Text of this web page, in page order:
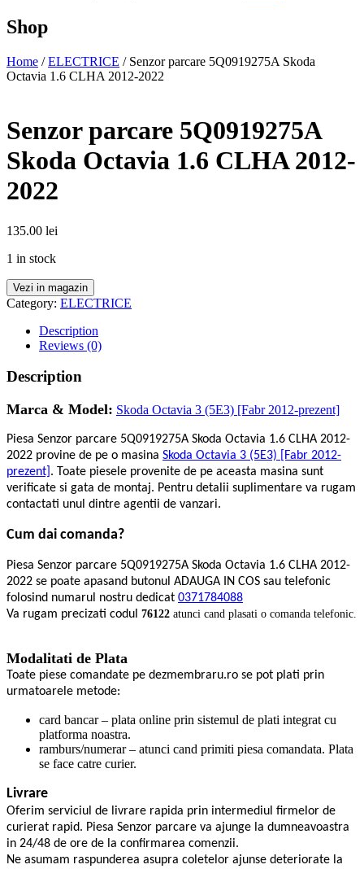
Shop
Home /ELECTRICE / Senzor parcare 5Q0919275A Skoda
Octavia 1.6 CLHA 2012-2022
Senzor parcare 5Q0919275A
Skoda Octavia 1.6 CLHA 2012-
2022
135.00 lei
1 in stock
Vezi in magazin
Category: ELECTRICE
Description
Reviews (0)
Description
Marca & Model: Skoda Octavia 3 (5E3) [Fabr 2012-prezent]
Piesa Senzor parcare 5Q0919275A Skoda Octavia 1.6 CLHA 2012-
2022 provine de pe o masina Skoda Octavia 3 (5E3) [Fabr 2012-
prezent] . Toate piesele provenite de pe aceasta masina sunt
verificate si gata de montaj. Pentru detalii suplimentare va rugam
contactati unul dintre agentii de vanzari.
Cum dai comanda?
Piesa Senzor parcare 5Q0919275A Skoda Octavia 1.6 CLHA 2012-
2022 se poate apasand butonul ADAUGA IN COS sau telefonic
folosind numarul nostru dedicat 0371784088
Va rugam precizati codul 76122 atunci cand plasati o comanda telefonic.
Modalitati de Plata
Toate piese comandate pe dezmembraru.ro se pot plati prin
urmatoarele metode:
card bancar – plata online prin sistemul de plati integrat cu
platforma noastra.
ramburs/numerar – atunci cand primiti piesa comandata. Plata
se face catre curier.
Livrare
Oferim serviciul de livrare rapida prin intermediul firmelor de
curierat rapid. Piesa Senzor parcare va ajunge la dumneavoastra
in 24/48 de ore de la confirmarea comenzii.
Ne asumam raspunderea asupra coletelor ajunse deteriorate la